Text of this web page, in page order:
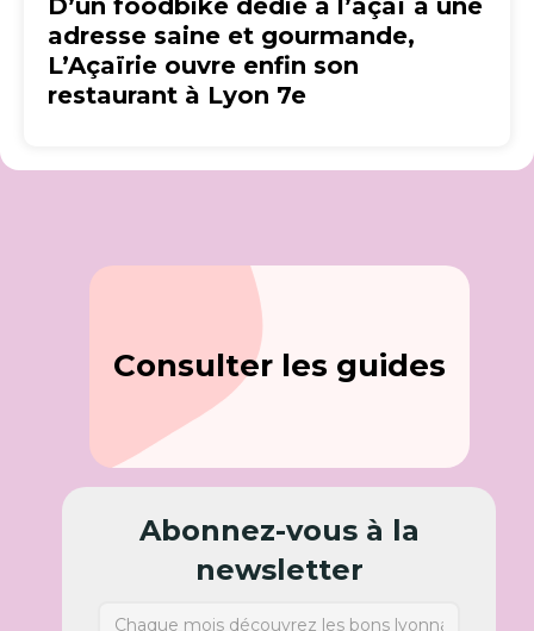
D’un foodbike dédié à l’açaï à une
adresse saine et gourmande,
L’Açaïrie ouvre enfin son
restaurant à Lyon 7e
Consulter les guides
Abonnez-vous à la
newsletter